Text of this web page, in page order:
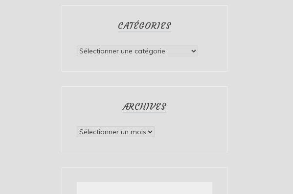
CATÉGORIES
Catégories
ARCHIVES
Archives